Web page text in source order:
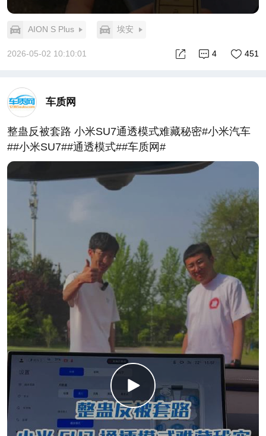
AION S Plus 埃安
2026-05-02 10:10:01 451
4
车质网
整蛊反被套路 小米SU7通透模式难藏秘密#小米汽车
##小米SU7##通透模式##车质网#